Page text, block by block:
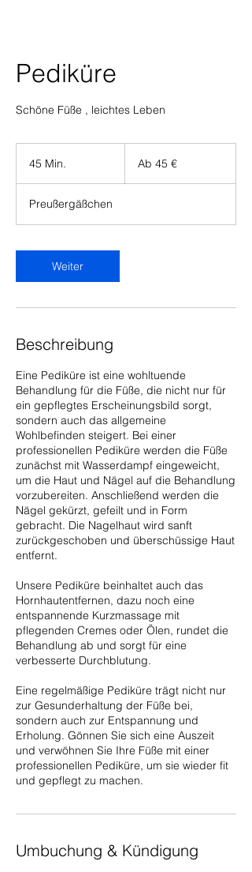
Pediküre
Schöne Füße , leichtes Leben
45 Min.
i
n
EuroAb 45 €
Preußergäßchen
Weiter
Beschreibung
Eine Pediküre ist eine wohltuende
Behandlung für die Füße, die nicht nur für
ein gepflegtes Erscheinungsbild sorgt,
sondern auch das allgemeine
Wohlbefinden steigert. Bei einer
professionellen Pediküre werden die Füße
zunächst mit Wasserdampf eingeweicht,
um die Haut und Nägel auf die Behandlung
vorzubereiten. Anschließend werden die
Nägel gekürzt, gefeilt und in Form
gebracht. Die Nagelhaut wird sanft
zurückgeschoben und überschüssige Haut
entfernt.
Unsere Pediküre beinhaltet auch das
Hornhautentfernen, dazu noch eine
entspannende Kurzmassage mit
pflegenden Cremes oder Ölen, rundet die
Behandlung ab und sorgt für eine
verbesserte Durchblutung.
Eine regelmäßige Pediküre trägt nicht nur
zur Gesunderhaltung der Füße bei,
sondern auch zur Entspannung und
Erholung. Gönnen Sie sich eine Auszeit
und verwöhnen Sie Ihre Füße mit einer
professionellen Pediküre, um sie wieder fit
Umbuchung & Kündigung